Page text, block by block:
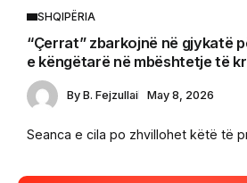
SHQIPËRIA
“Çerrat” zbarkojnë në gjykatë
e këngëtarë në mbështetje të
By B. Fejzullai May 8, 2026
Seanca e cila po zhvillohet këtë të